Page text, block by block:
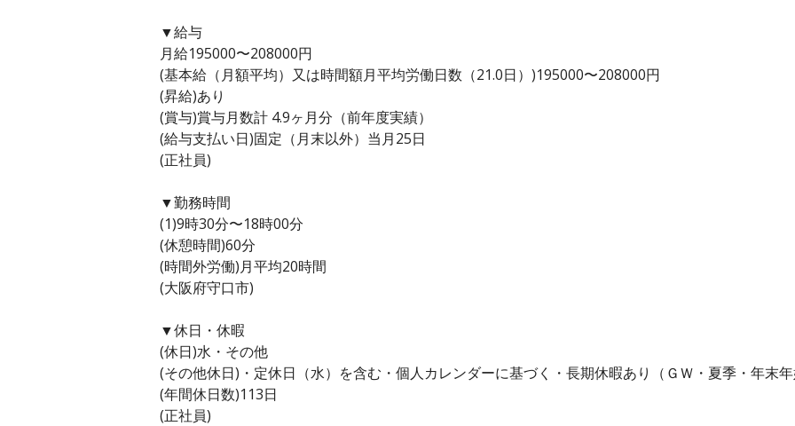
▼給与
月給195000〜208000円
(基本給（月額平均）又は時間額月平均労働日数（21.0日）)195000〜208000円
(昇給)あり
(賞与)賞与月数計 4.9ヶ月分（前年度実績）
(給与支払い日)固定（月末以外）当月25日
(正社員)
▼勤務時間
(1)9時30分〜18時00分
(休憩時間)60分
(時間外労働)月平均20時間
(大阪府守口市)
▼休日・休暇
(休日)水・その他
(その他休日)・定休日（水）を含む・個人カレンダーに基づく・長期休暇あり（ＧＷ・夏季・年末
(年間休日数)113日
(正社員)